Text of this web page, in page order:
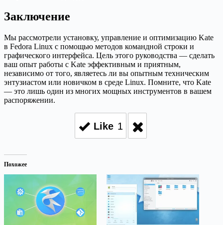
Заключение
Мы рассмотрели установку, управление и оптимизацию Kate
в Fedora Linux с помощью методов командной строки и
графического интерфейса. Цель этого руководства — сделать
ваш опыт работы с Kate эффективным и приятным,
независимо от того, являетесь ли вы опытным техническим
энтузиастом или новичком в среде Linux. Помните, что Kate
— это лишь один из многих мощных инструментов в вашем
распоряжении.
Like 1
Похожее